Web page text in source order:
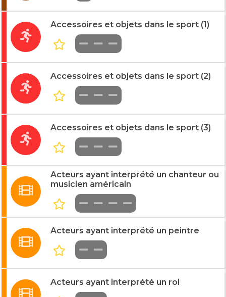
Accessoires et objets dans le sport (1)
Accessoires et objets dans le sport (2)
Accessoires et objets dans le sport (3)
Acteurs ayant interprété un chanteur ou
musicien américain
Acteurs ayant interprété un peintre
Acteurs ayant interprété un roi